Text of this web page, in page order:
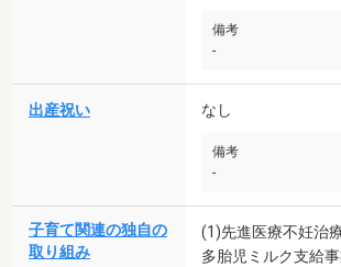
備考
-
出産祝い なし
備考
-
子育て関連の独自の
取り組み
(1)先進医療不妊治
多胎児ミルク支給事